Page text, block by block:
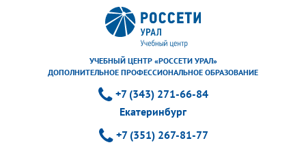
УЧЕБНЫЙ ЦЕНТР «РОССЕТИ УРАЛ»
ДОПОЛНИТЕЛЬНОЕ ПРОФЕССИОНАЛЬНОЕ ОБРАЗОВАНИЕ
+7 (343) 271-66-84
Екатеринбург
+7 (351) 267-81-77